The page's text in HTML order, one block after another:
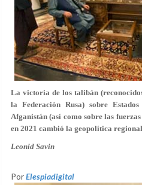
La victoria de los talibán
la Federación Rusa) sobre
Afganistán (así como sobre las
en 2021 cambió la geopolítica
Leonid Savin
PorElespiadigital